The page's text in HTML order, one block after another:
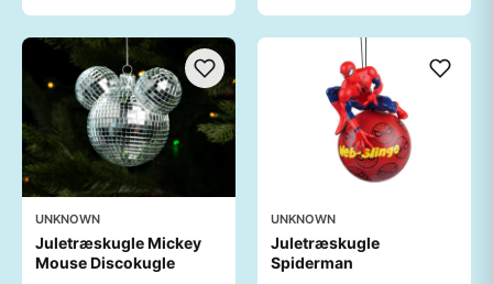
UNKNOWN
Juletræskugle Mickey
Mouse Discokugle
UNKNOWN
Juletræskugle
Spiderman